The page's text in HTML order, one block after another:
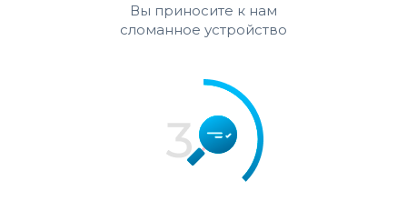
Вы приносите к нам
сломанное устройство